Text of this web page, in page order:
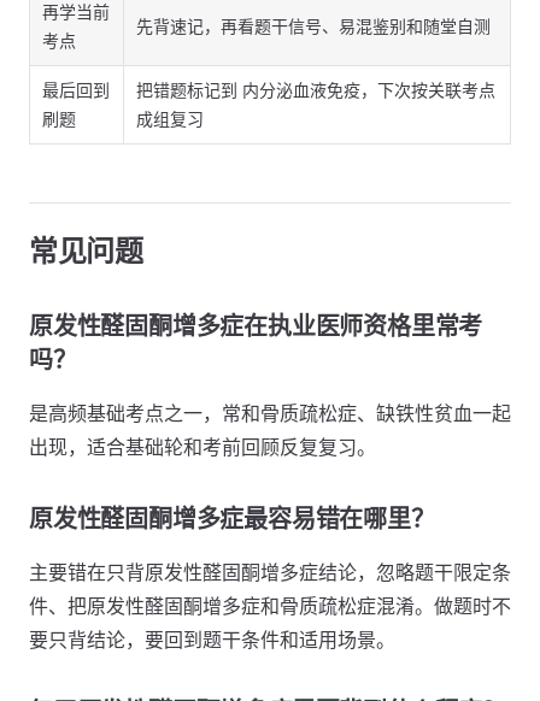
再学当前
考点
先背速记，再看题干信号、易混鉴别和随堂自测
最后回到
刷题
把错题标记到 内分泌血液免疫，下次按关联考点
成组复习
常见问题
原发性醛固酮增多症在执业医师资格里常考
吗？
是高频基础考点之一，常和骨质疏松症、缺铁性贫血一起
出现，适合基础轮和考前回顾反复复习。
原发性醛固酮增多症最容易错在哪里？
主要错在只背原发性醛固酮增多症结论，忽略题干限定条
件、把原发性醛固酮增多症和骨质疏松症混淆。做题时不
要只背结论，要回到题干条件和适用场景。